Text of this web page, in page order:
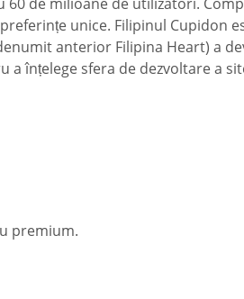
unice. Filipinul Cupidon
anterior Filipina Heart) a
a înțelege sfera de dezvoltare a
premium.